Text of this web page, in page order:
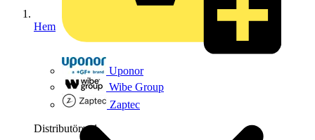
Uponor
Wibe Group
Zaptec
Distributörer 1
Hem